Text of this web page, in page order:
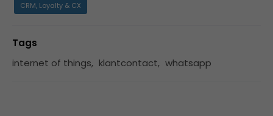
CRM, Loyalty & CX
Tags
internet of things, klantcontact, whatsapp